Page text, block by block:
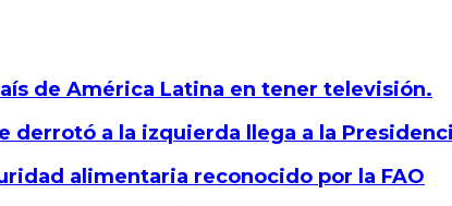
de América Latina en tener televisión.
derrotó a la izquierda llega a la
alimentaria reconocido por la FAO